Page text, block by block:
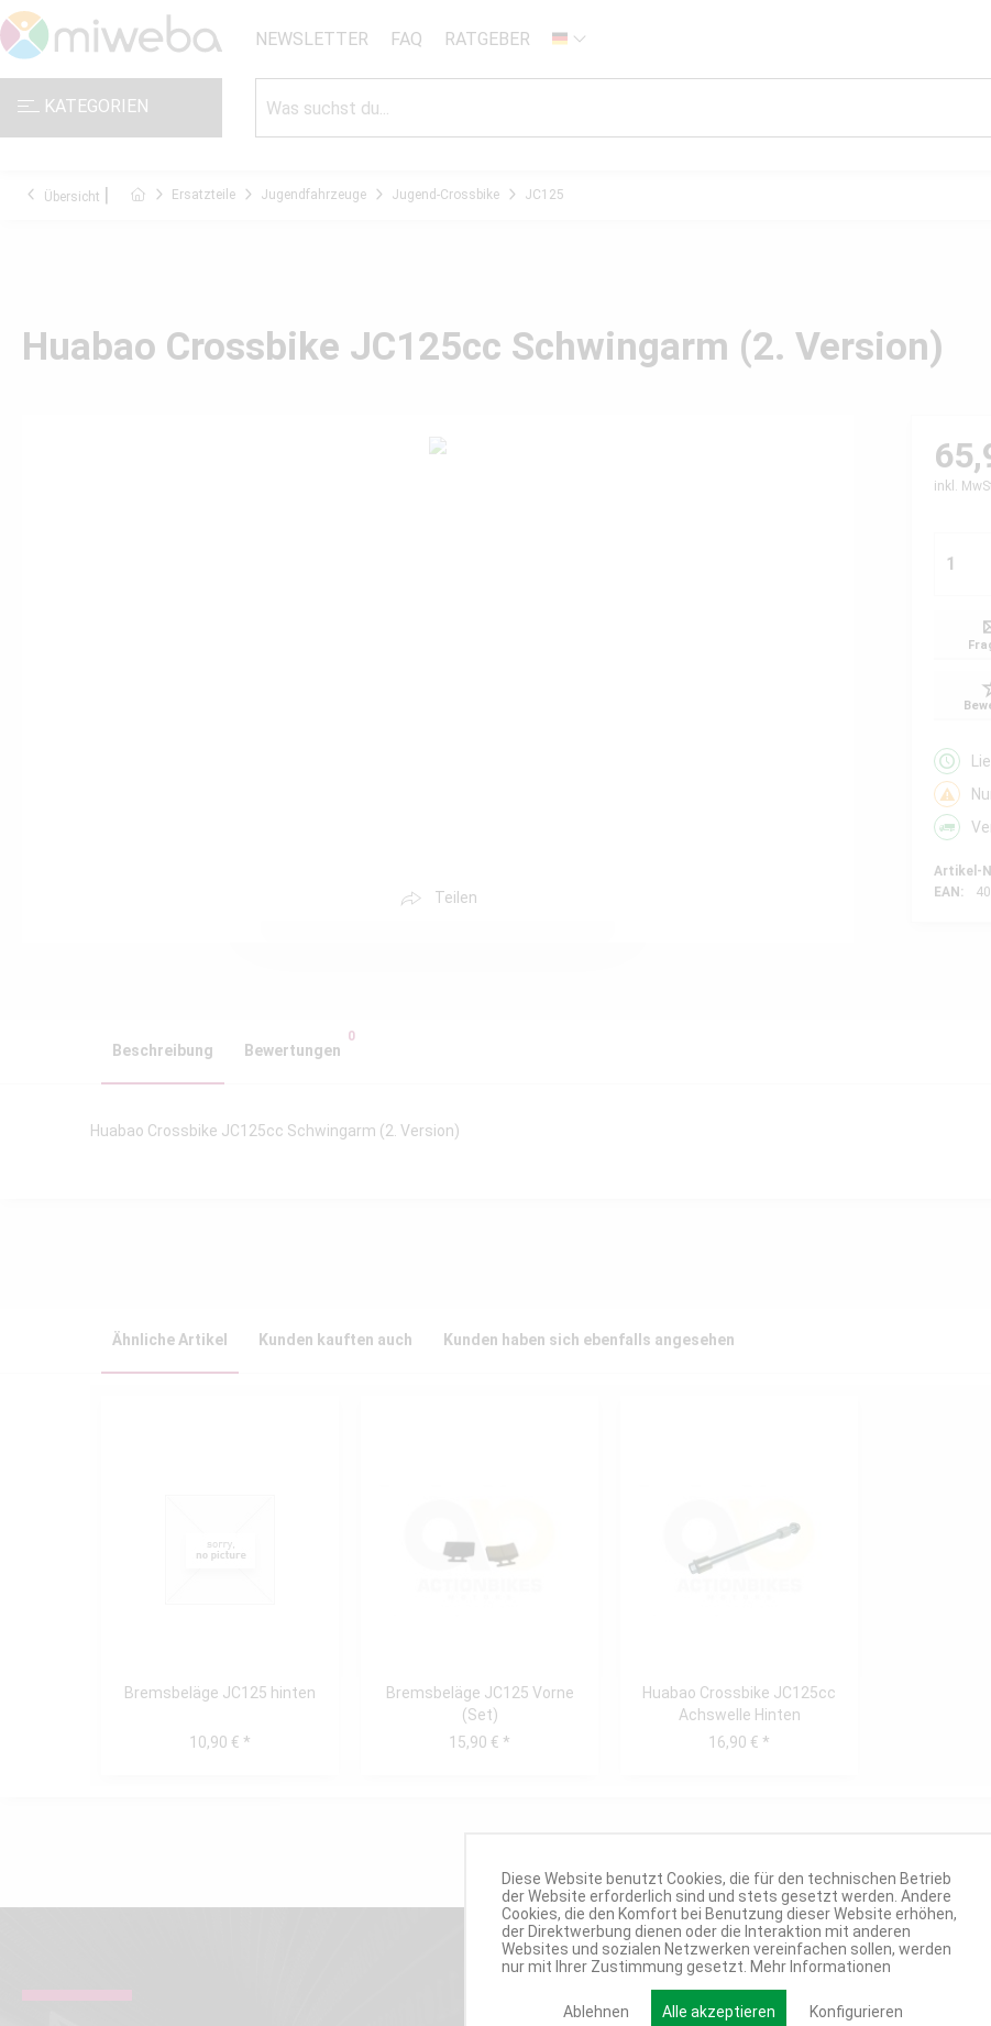
NEWSLETTER FAQ RATGEBER DE
KATEGORIEN
Übersicht Ersatzteile Jugendfahrzeuge Jugend-Crossbike JC125
Huabao Crossbike JC125cc Schwingarm (2. Version)
Teilen
inkl.
Artikel-
EAN:
Beschreibung Bewertungen
0
Huabao Crossbike JC125cc Schwingarm (2. Version)
Ähnliche Artikel Kunden kauften auch Kunden haben sich ebenfalls angesehen
Bremsbeläge JC125 hinten
10,90 € *
Bremsbeläge JC125 Vorne
(Set)
15,90 € *
Huabao Crossbike JC125cc
Achswelle Hinten
16,90 € *
Werde Teil der Miweba
Diese Website benutzt Cookies, die für den technischen Betrieb
der Website erforderlich sind und stets gesetzt werden. Andere
Cookies, die den Komfort bei Benutzung dieser Website erhöhen,
der Direktwerbung dienen oder die Interaktion mit anderen
Websites und sozialen Netzwerken vereinfachen sollen, werden
nur mit Ihrer Zustimmung gesetzt. Mehr Informationen
Ablehnen Alle akzeptieren Konfigurieren